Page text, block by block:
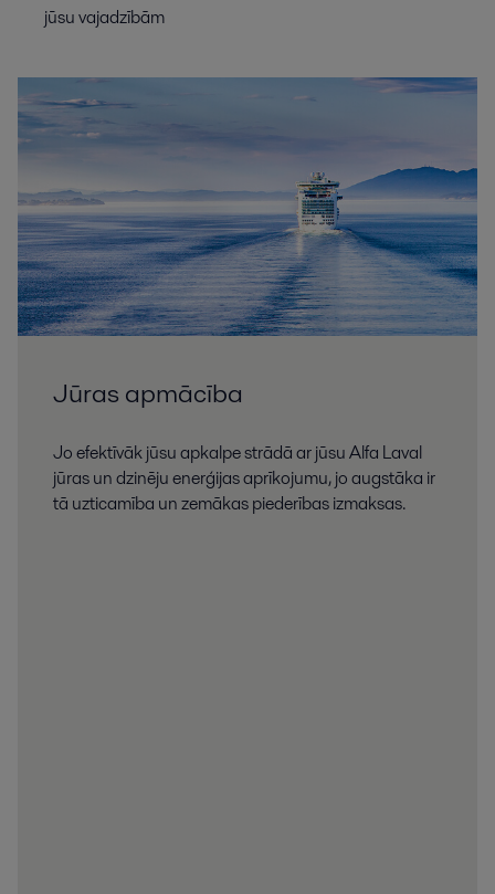
jūsu vajadzībām
Jūras apmācība
Jo efektīvāk jūsu apkalpe strādā ar jūsu Alfa Laval
jūras un dzinēju enerģijas aprīkojumu, jo augstāka ir
tā uzticamība un zemākas piederības izmaksas.